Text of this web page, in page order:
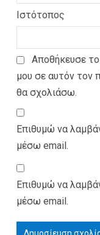
Ιστότοπος
Αποθήκευσε
μου σε αυτόν τον
θα σχολιάσω.
Επιθυμώ να
μέσω email.
Επιθυμώ να
μέσω email.